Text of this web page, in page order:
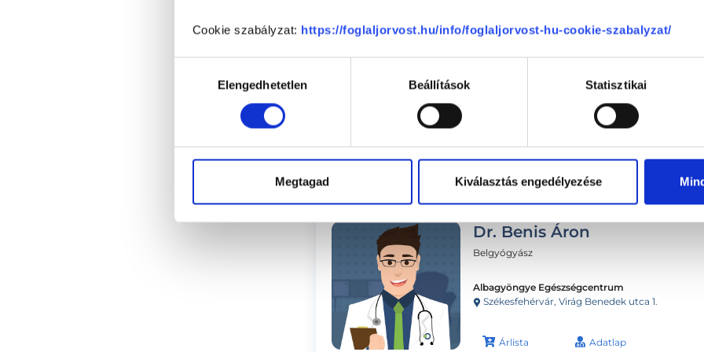
Cookie szabályzat: https://foglaljorvost.hu/info/foglaljorvost-hu-cookie-szabalyzat/
kiválasztásaElengedhetetlen Beállítások Statisztikai
Megtagad Kiválasztás engedélyezése
Dr. Benis Áron
Belgyógyász
Albagyöngye Egészségcentrum
Székesfehérvár, Virág Benedek utca 1.
Árlista Adatlap